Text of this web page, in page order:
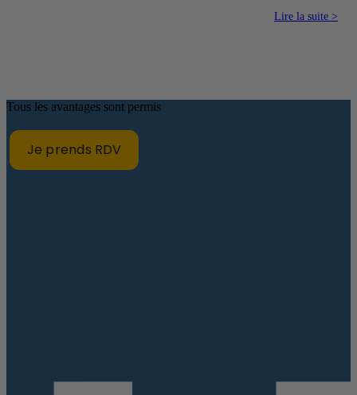
Lire la suite >
Tous les avantages sont permis
Je prends RDV